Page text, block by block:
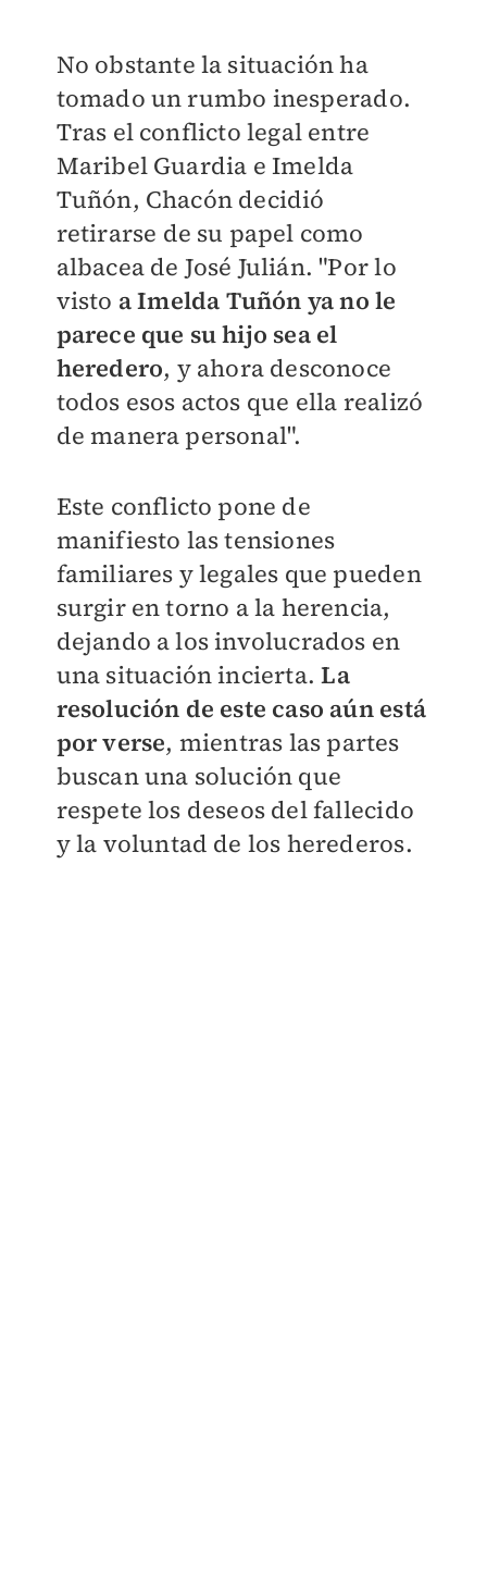
No obstante la situación ha
tomado un rumbo inesperado.
Tras el conflicto legal entre
Maribel Guardia e Imelda
Tuñón, Chacón decidió
retirarse de su papel como
albacea de José Julián. "Por lo
visto a Imelda Tuñón ya no le
parece que su hijo sea el
heredero, y ahora desconoce
todos esos actos que ella realizó
de manera personal".
Este conflicto pone de
manifiesto las tensiones
familiares y legales que pueden
surgir en torno a la herencia,
dejando a los involucrados en
una situación incierta. La
resolución de este caso aún está
por verse, mientras las partes
buscan una solución que
respete los deseos del fallecido
y la voluntad de los herederos.